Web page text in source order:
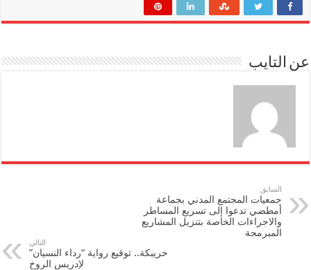
عن التايب
السابق
جمعيات المجتمع المدني بجماعة
أمطضي تدعوا إلى تسريع المساطر
والاجراءات الخاصة بتنزيل المشاريع
المبرمجة
التالي
خريبكة.. توقيع رواية “رداء النسيان”
لإدريس الروخ